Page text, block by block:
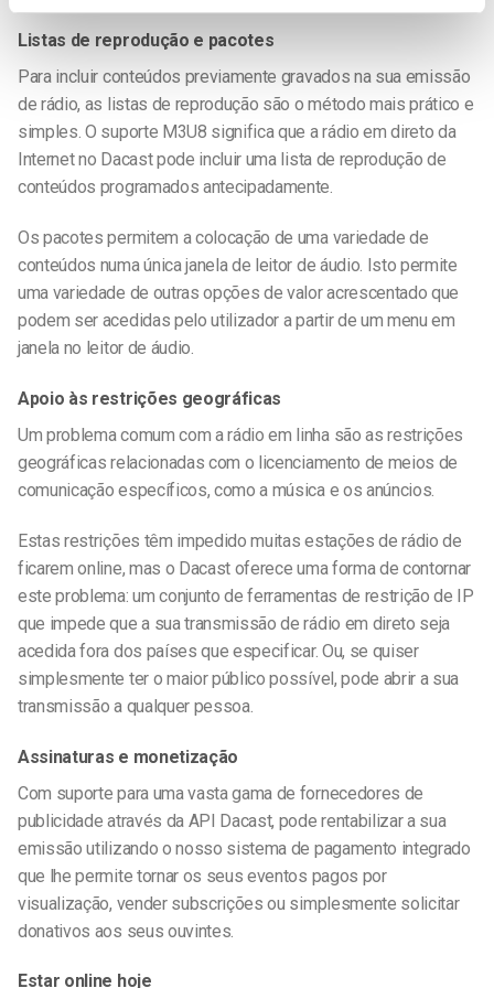
Listas de reprodução e pacotes
Para incluir conteúdos previamente gravados na sua emissão
de rádio, as listas de reprodução são o método mais prático e
simples. O suporte M3U8 significa que a rádio em direto da
Internet no Dacast pode incluir uma lista de reprodução de
conteúdos programados antecipadamente.
Os pacotes permitem a colocação de uma variedade de
conteúdos numa única janela de leitor de áudio. Isto permite
uma variedade de outras opções de valor acrescentado que
podem ser acedidas pelo utilizador a partir de um menu em
janela no leitor de áudio.
Apoio às restrições geográficas
Um problema comum com a rádio em linha são as restrições
geográficas relacionadas com o licenciamento de meios de
comunicação específicos, como a música e os anúncios.
Estas restrições têm impedido muitas estações de rádio de
ficarem online, mas o Dacast oferece uma forma de contornar
este problema: um conjunto de ferramentas de restrição de IP
que impede que a sua transmissão de rádio em direto seja
acedida fora dos países que especificar. Ou, se quiser
simplesmente ter o maior público possível, pode abrir a sua
transmissão a qualquer pessoa.
Assinaturas e monetização
Com suporte para uma vasta gama de fornecedores de
publicidade através da API Dacast, pode rentabilizar a sua
emissão utilizando o nosso sistema de pagamento integrado
que lhe permite tornar os seus eventos pagos por
visualização, vender subscrições ou simplesmente solicitar
donativos aos seus ouvintes.
Estar online hoje